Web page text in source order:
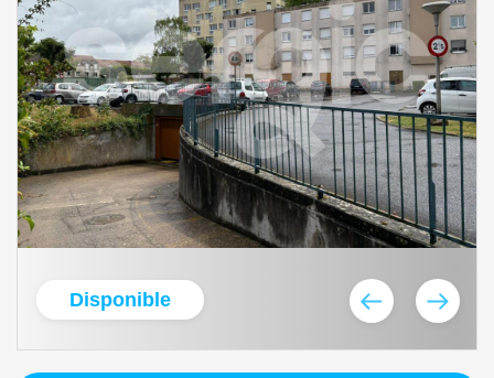
Disponible